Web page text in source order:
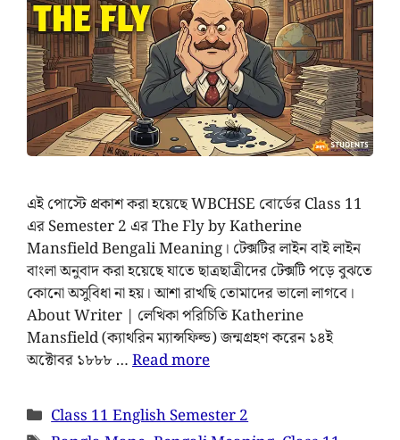
এই পোস্টে প্রকাশ করা হয়েছে WBCHSE বোর্ডের Class 11
এর ‍Semester 2 এর The Fly by Katherine
Mansfield Bengali Meaning। টেক্সটির লাইন বাই লাইন
বাংলা অনুবাদ করা হয়েছে যাতে ছাত্রছাত্রীদের টেক্সটি পড়ে বুঝতে
কোনো অসুবিধা না হয়। আশা রাখছি তোমাদের ভালো লাগবে।
About Writer | লেখিকা পরিচিতি Katherine
Mansfield (ক্যাথরিন ম্যান্সফিল্ড) জন্মগ্রহণ করেন ১৪ই
অক্টোবর ১৮৮৮ …Read more
Class 11 English Semester 2